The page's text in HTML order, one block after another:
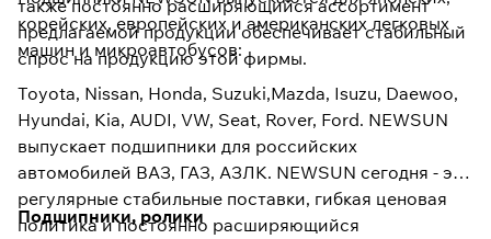
также постоянно расширяющийся ассортимент
предлагаемой продукции обеспечивает стабильный
спрос на продукцию этой фирмы.
корейских, европейских и американских легковых
машин и микроавтобусов:
Toyota, Nissan, Honda, Suzuki,Mazda, Isuzu, Daewoo,
Hyundai, Kia, AUDI, VW, Seat, Rover, Ford. NEWSUN
выпускает подшипники для российских
автомобилей ВАЗ, ГАЗ, АЗЛК. NEWSUN сегодня - это
регулярные стабильные поставки, гибкая ценовая
политика и постоянно расширяющийся
Подшипники, ролики